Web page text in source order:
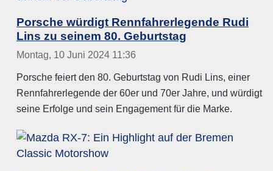
Porsche würdigt Rennfahrerlegende Rudi
Lins zu seinem 80. Geburtstag
Montag, 10 Juni 2024 11:36
Porsche feiert den 80. Geburtstag von Rudi Lins, einer
Rennfahrerlegende der 60er und 70er Jahre, und würdigt
seine Erfolge und sein Engagement für die Marke.